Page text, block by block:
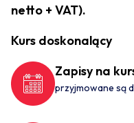
netto + VAT).
Kurs doskonalący
Zapisy na
przyjmowane są